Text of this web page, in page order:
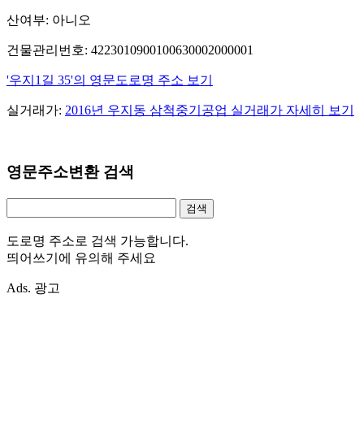
산여부: 아니오
건물관리번호: 4223010900100630002000001
'우지1길 35'의 영문도로명 주소 보기
실거래가: 2016년 우지동 삼척중기공업 실거래가 자세히 보기
영문주소변환 검색
도로명 주소로 검색 가능합니다.
띄어쓰기에 유의해 주세요
Ads. 광고